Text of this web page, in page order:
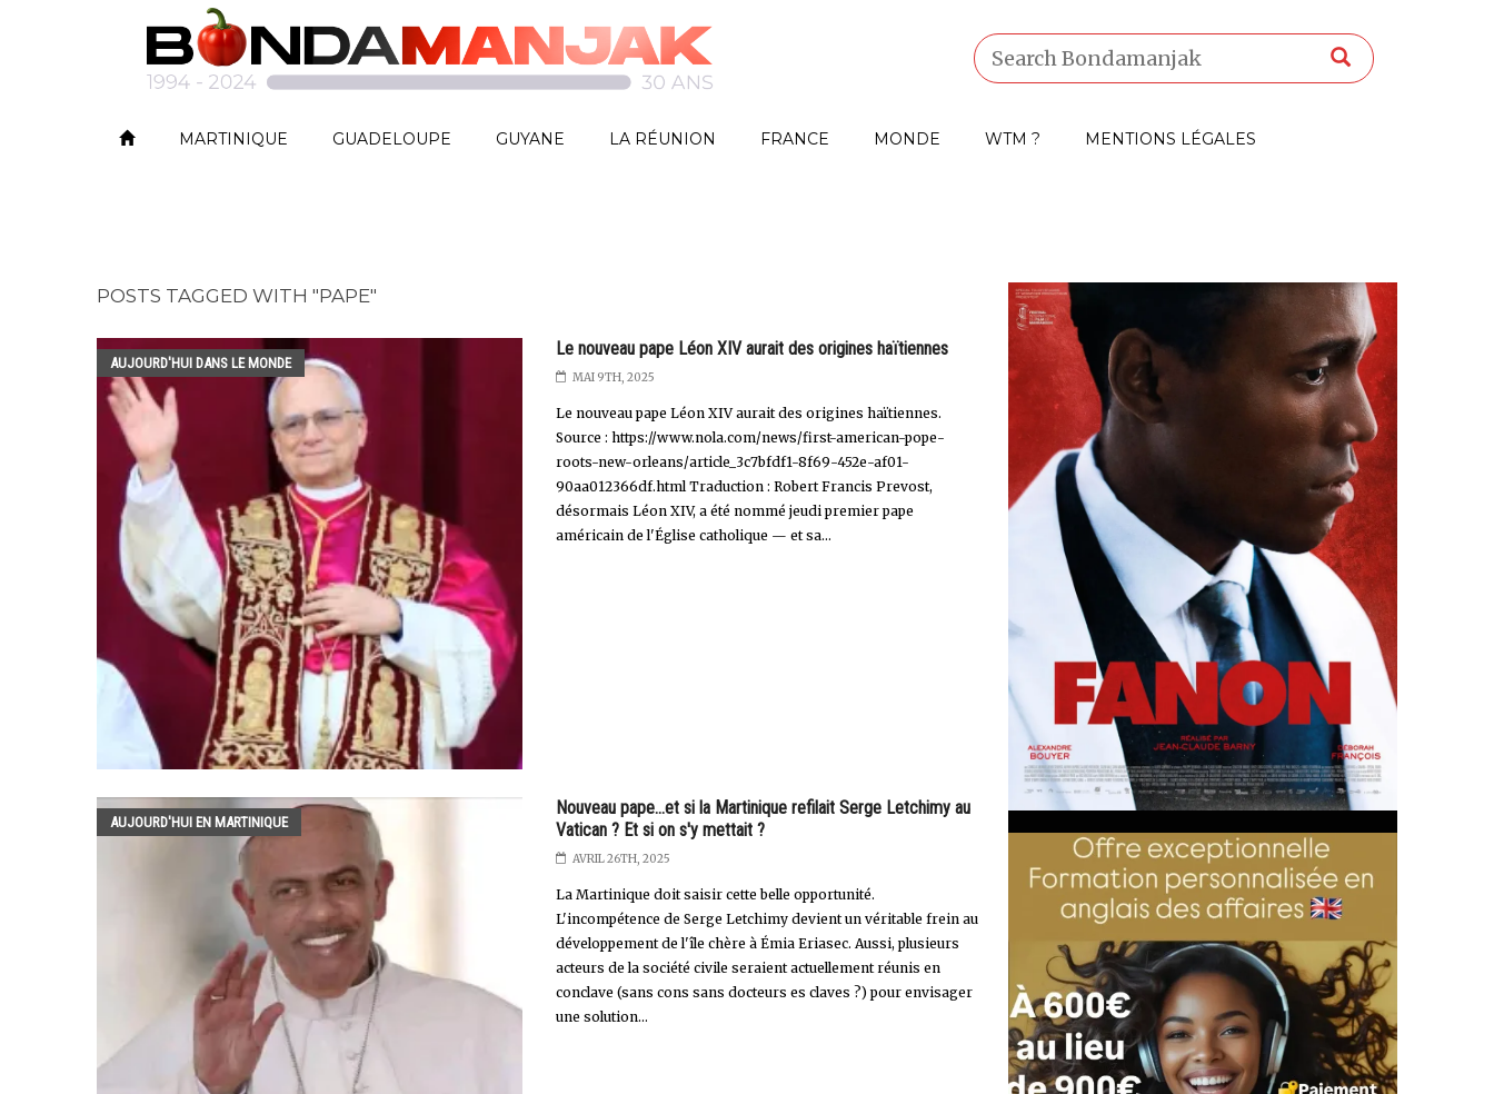
MARTINIQUE GUADELOUPE GUYANE LA RÉUNION FRANCE MONDE WTM ? MENTIONS LÉGALES
POSTS TAGGED WITH "PAPE"
AUJOURD'HUI DANS LE MONDE
Le nouveau pape Léon XIV aurait des origines haïtiennes
MAI 9TH, 2025
Le nouveau pape Léon XIV aurait des origines haïtiennes.
Source : https://www.nola.com/news/first-american-pope-
roots-new-orleans/article_3c7bfdf1-8f69-452e-af01-
90aa012366df.html Traduction : Robert Francis Prevost,
désormais Léon XIV, a été nommé jeudi premier pape
américain de l'Église catholique — et sa...
AUJOURD'HUI EN MARTINIQUE
Nouveau pape...et si la Martinique refilait Serge Letchimy au
Vatican ? Et si on s'y mettait ?
AVRIL 26TH, 2025
La Martinique doit saisir cette belle opportunité.
L'incompétence de Serge Letchimy devient un véritable frein au
développement de l'île chère à Émia Eriasec. Aussi, plusieurs
acteurs de la société civile seraient actuellement réunis en
conclave (sans cons sans docteurs es claves ?) pour envisager
une solution...